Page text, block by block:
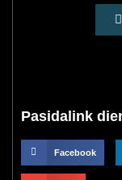
Pasidalink
Facebook